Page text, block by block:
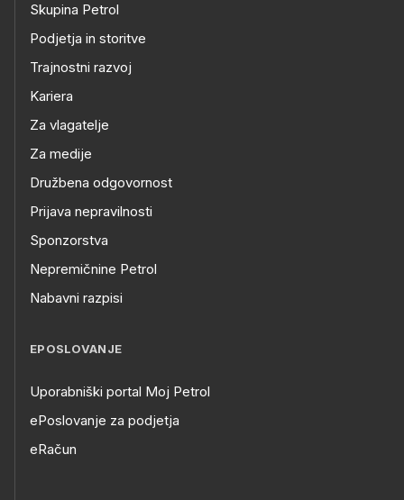
Skupina Petrol
Podjetja in storitve
Trajnostni razvoj
Kariera
Za vlagatelje
Za medije
Družbena odgovornost
Prijava nepravilnosti
Sponzorstva
Nepremičnine Petrol
Nabavni razpisi
EPOSLOVANJE
Uporabniški portal Moj Petrol
ePoslovanje za podjetja
eRačun